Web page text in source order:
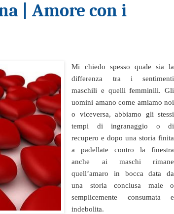
| Amore con i
Mi chiedo spesso quale sia la
differenza tra i sentimenti
maschili e quelli femminili. Gli
uomini amano come amiamo noi
o viceversa, abbiamo gli stessi
tempi di ingranaggio o di
recupero e dopo una storia finita
a padellate contro la finestra
anche ai maschi rimane
quell’amaro in bocca data da
una storia conclusa male o
semplicemente consumata e
indebolita.